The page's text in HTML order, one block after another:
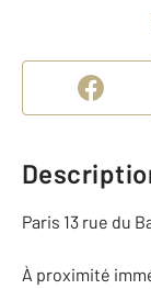
Paris 13 rue du
À proximité